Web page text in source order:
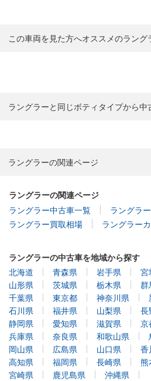
この車両を見た方へオススメのラング
ラングラーと同じボティタイプから中
ラングラーの関連ページ
ラングラーの関連ページ
ラングラー中古車一覧
ラングラ
ラングラー買取相場
ラングラー
ラングラーの中古車を地域から探す
北海道
青森県 岩手県 宮
山形県
茨城県 栃木県 群
千葉県
東京都 神奈川県
石川県
福井県 山梨県 長
静岡県
愛知県 滋賀県 京
兵庫県
奈良県 和歌山県
岡山県
広島県 山口県 香
高知県
福岡県 長崎県 熊
宮崎県
鹿児島県 沖縄県